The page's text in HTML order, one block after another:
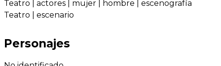
Teatro actores mujer hombre
escenografía
Teatro
escenario
Personajes